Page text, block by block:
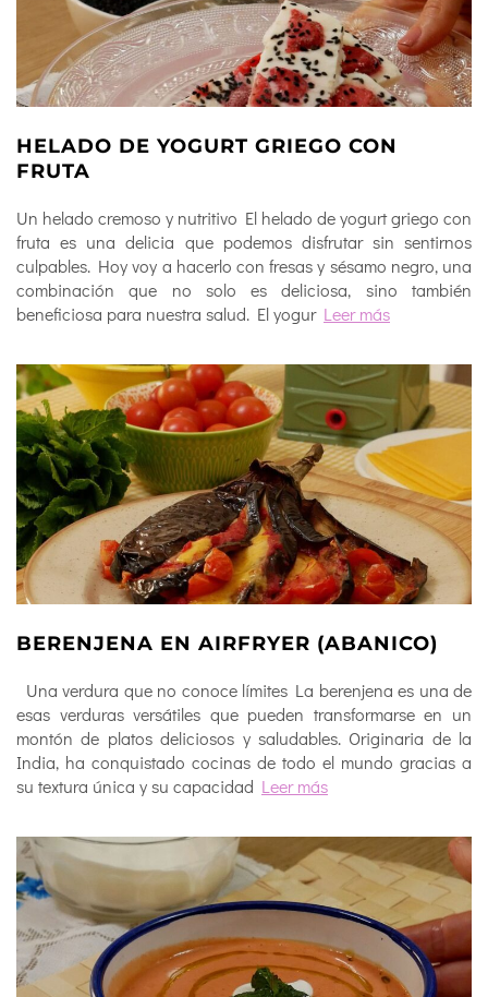
HELADO DE YOGURT GRIEGO CON
FRUTA
Un helado cremoso y nutritivo El helado de yogurt griego con
fruta es una delicia que podemos disfrutar sin sentirnos
culpables. Hoy voy a hacerlo con fresas y sésamo negro, una
combinación que no solo es deliciosa, sino también
beneficiosa para nuestra salud. El yogur Leer más
BERENJENA EN AIRFRYER (ABANICO)
Una verdura que no conoce límites La berenjena es una de
esas verduras versátiles que pueden transformarse en un
montón de platos deliciosos y saludables. Originaria de la
India, ha conquistado cocinas de todo el mundo gracias a
su textura única y su capacidad Leer más